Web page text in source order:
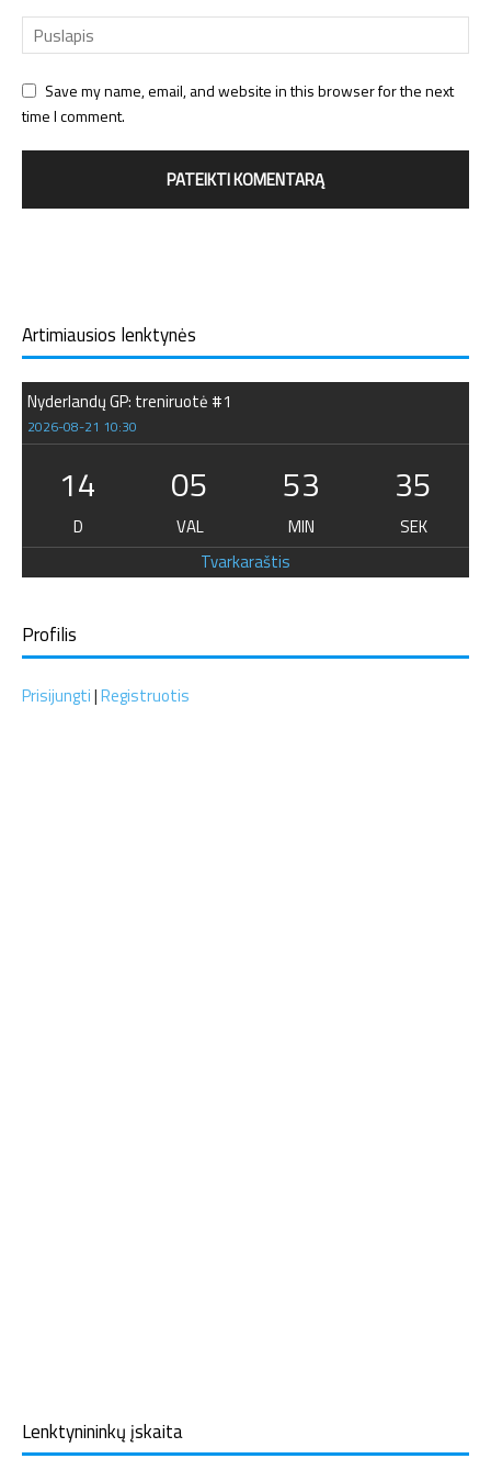
Save my name, email, and website in this browser for the next
time I comment.
Artimiausios lenktynės
Nyderlandų GP: treniruotė #1
2026-08-21 10:30
14
D
05
VAL
53
MIN
35
SEK
Tvarkaraštis
Profilis
Prisijungti|Registruotis
Lenktynininkų įskaita